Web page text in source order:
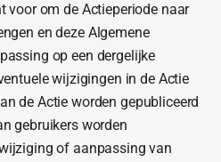
voor om de Actieperiode naar
en deze Algemene
op een dergelijke
wijzigingen in de Actie
de Actie worden gepubliceerd
gebruikers worden
of aanpassing van